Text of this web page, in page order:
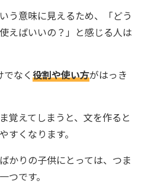
う意味に見えるため、「どう
えばいいの？」と感じる人は
なく役割や使い方がはっき
覚えてしまうと、文を作ると
すくなります。
かりの子供にとっては、つま
つです。